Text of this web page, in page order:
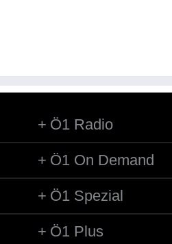
Ö1 Radio
Ö1 On Demand
Ö1 Spezial
Ö1 Plus